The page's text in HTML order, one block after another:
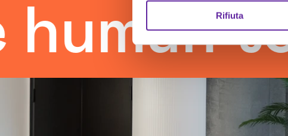
Rifiuta
touch